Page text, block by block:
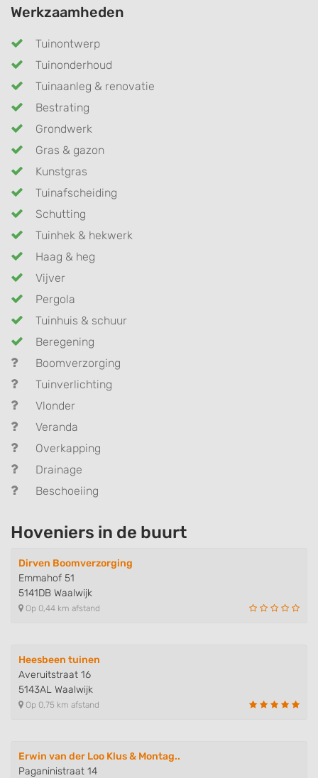
Werkzaamheden
Tuinontwerp
Tuinonderhoud
Tuinaanleg & renovatie
Bestrating
Grondwerk
Gras & gazon
Kunstgras
Tuinafscheiding
Schutting
Tuinhek & hekwerk
Haag & heg
Vijver
Pergola
Tuinhuis & schuur
Beregening
Boomverzorging
Tuinverlichting
Vlonder
Veranda
Overkapping
Drainage
Beschoeiing
Hoveniers in de buurt
Dirven Boomverzorging
Emmahof 51
5141DB Waalwijk
Op 0,44 km afstand
Heesbeen tuinen
Averuitstraat 16
5143AL Waalwijk
Op 0,75 km afstand
Erwin van der Loo Klus & Montag..
Paganinistraat 14